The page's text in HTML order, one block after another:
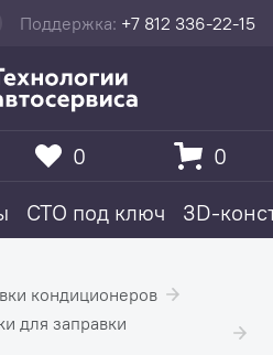
Поддержка: +7 812 336-22-15
СТО под ключ 3D-
0 0
кондиционеров
для заправки